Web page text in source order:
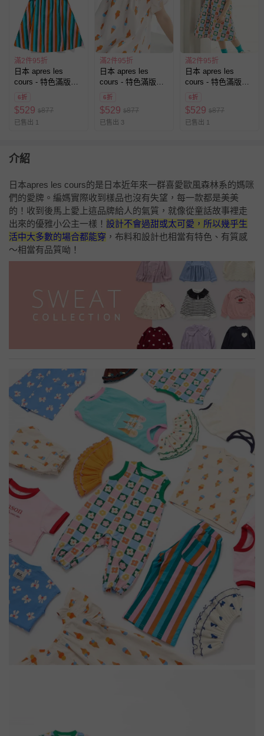
滿2件95折
日本 apres les
cours - 特色滿版印
花荷葉短袖洋裝-直
6折
$529 $877
已售出 1
滿2件95折
日本 apres les
cours - 特色滿版印
花荷葉短袖洋裝-冰
6折
$529 $877
已售出 3
滿2件95折
日本 apres les
cours - 特色滿版印
花荷葉短袖洋裝-棋
6折
$529 $877
已售出 1
介紹
日本apres les cours的是日本近年來一群喜愛歐風森林系的媽咪
們的愛牌。編媽實際收到樣品也沒有失望，每一款都是美美
的！收到後馬上愛上這品牌給人的氣質，就像從童話故事裡走
出來的優雅小公主一樣！ 設計不會過甜或太可愛，所以幾乎生
活中大多數的場合都能穿 ，布料和設計也相當有特色、有質感
～相當有品質呦！